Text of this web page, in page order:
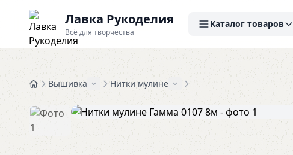
Лавка Рукоделия
Всё для творчества
Каталог товаров
Вышивка Нитки мулине